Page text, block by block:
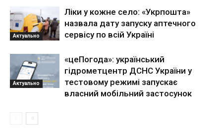
Актуально
Ліки у кожне село: «Укрпошта»
назвала дату запуску аптечного
сервісу по всій Україні
Актуально
«цеПогода»: український
гідрометцентр ДСНС України у
тестовому режимі запускає
власний мобільний застосунок